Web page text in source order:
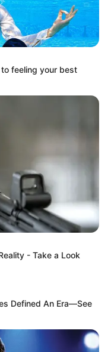
feeling your best
- Take a Look
Defined An Era—See